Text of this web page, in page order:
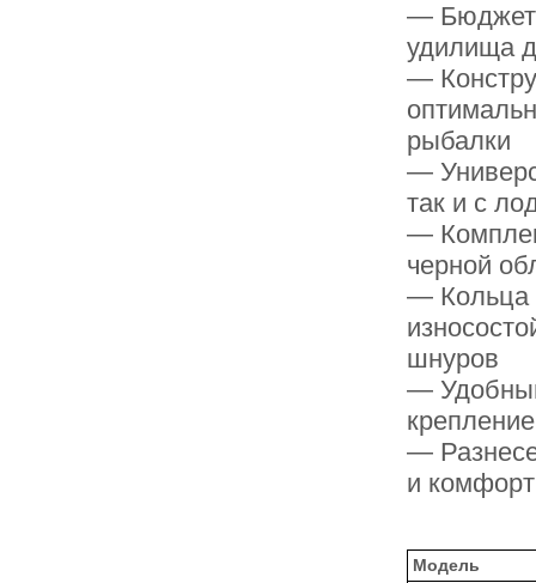
—
удилища
—
рыбалки
—
так и с
—
черной
— Кольца
шнуров
—
—
и
Модель